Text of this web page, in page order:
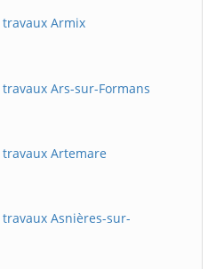
Armix
Ars-sur-Formans
Artemare
Asnières-sur-